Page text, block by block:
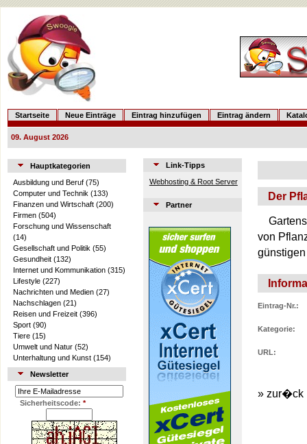
Startseite Neue Einträge Eintrag hinzufügen Eintrag ändern
09. August 2026
Hauptkategorien
Ausbildung und Beruf (75)
Computer und Technik (133)
Finanzen und Wirtschaft (200)
Firmen (504)
Forschung und Wissenschaft
(14)
Gesellschaft und Politik (55)
Gesundheit (132)
Internet und Kommunikation (315)
Lifestyle (227)
Nachrichten und Medien (27)
Nachschlagen (21)
Reisen und Freizeit (396)
Sport (90)
Tiere (15)
Umwelt und Natur (52)
Unterhaltung und Kunst (154)
Newsletter
Sicherheitscode: *
Link-Tipps
Webhosting & Root Server
Partner
Der
von
Eintrag-Nr.:
Kategorie:
URL:
» zur�ck